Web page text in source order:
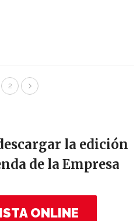
2
la edición
de la Empresa
ONLINE